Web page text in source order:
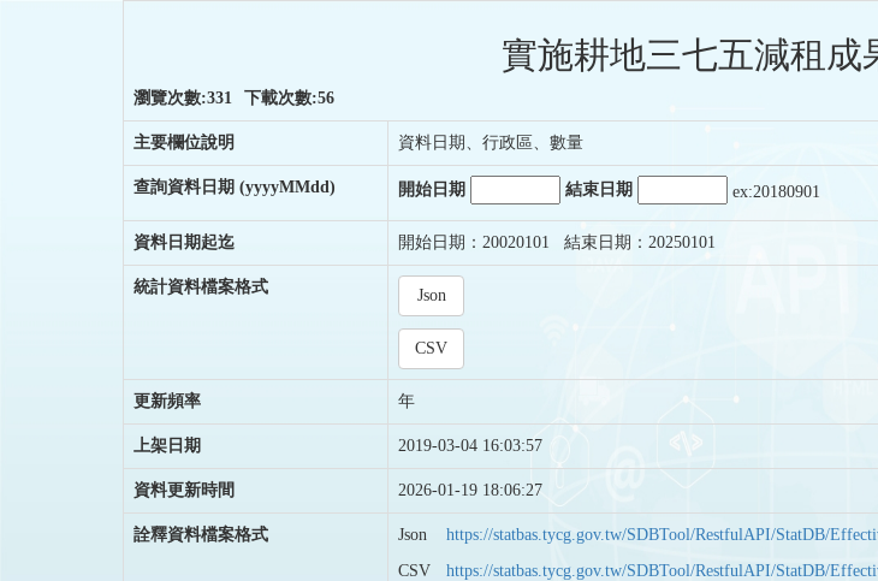
實施耕地三七五減租成
瀏覽次數:331 下載次數:56
主要欄位說明 資料日期、行政區、數量
查詢資料日期 (yyyyMMdd) 開始日期 結束日期 ex:20180901
資料日期起迄 開始日期：20020101 結束日期：20250101
統計資料檔案格式 Json
CSV
更新頻率 年
上架日期 2019-03-04 16:03:57
資料更新時間 2026-01-19 18:06:27
詮釋資料檔案格式 Json
https://statbas.tycg.gov.tw/SDBTool/RestfulAPI/StatDB/
CSV
https://statbas.tycg.gov.tw/SDBTool/RestfulAPI/StatDB/